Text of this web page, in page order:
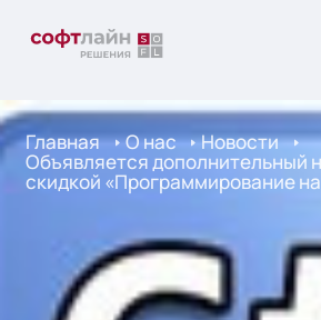
Главная О нас Новости
Объявляется дополнительный
скидкой «Программирование